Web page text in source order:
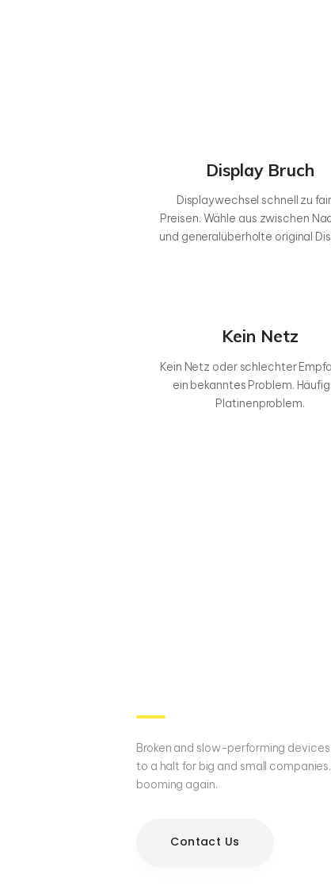
Display Bruch
Displaywechsel schnell zu
Preisen. Wähle aus zwischen
und generalüberholte original
Kein Netz
Kein Netz oder schlechter
ein bekanntes Problem.
Platinenproblem.
Broken and slow-performing
to a halt for big and small
booming again.
Contact Us